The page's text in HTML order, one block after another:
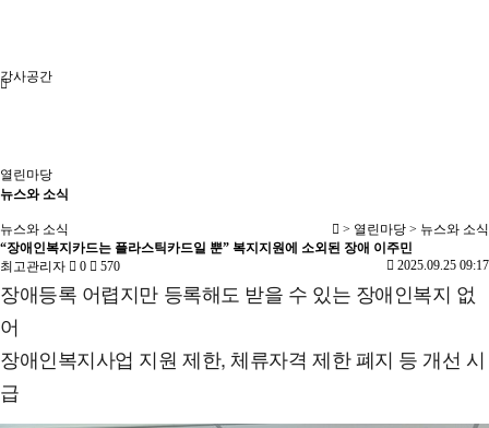
강사공간
열린마당
뉴스와 소식
> 열린마당 > 뉴스와 소식
뉴스와 소식
“장애인복지카드는 플라스틱카드일 뿐” 복지지원에 소외된 장애 이주민
최고관리자
0 570 2025.09.25 09:17
장애등록 어렵지만 등록해도 받을 수 있는 장애인복지 없
어
장애인복지사업 지원 제한, 체류자격 제한 폐지 등 개선 시
급